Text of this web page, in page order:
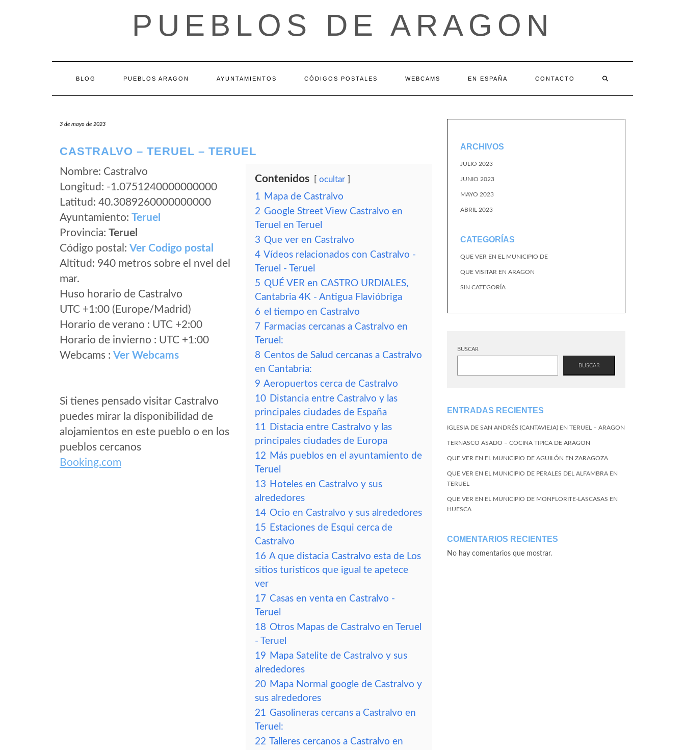
PUEBLOS DE ARAGON
BLOG PUEBLOS ARAGON AYUNTAMIENTOS CÓDIGOS POSTALES WEBCAMS EN ESPAÑA CONTACTO
3 de mayo de 2023
CASTRALVO – TERUEL – TERUEL
Nombre: Castralvo
Longitud: -1.0751240000000000
Latitud: 40.3089260000000000
Ayuntamiento: Teruel
Provincia: Teruel
Código postal: Ver Codigo postal
Altitud: 940 metros sobre el nvel del
mar.
Huso horario de Castralvo
UTC +1:00 (Europe/Madrid)
Horario de verano : UTC +2:00
Horario de invierno : UTC +1:00
Webcams : Ver Webcams
Si tienes pensado visitar Castralvo
puedes mirar la disponibilidad de
alojamientos en este pueblo o en los
pueblos cercanos
Booking.com
Contenidos ocultar
1 Mapa de Castralvo
2 Google Street View Castralvo en
Teruel en Teruel
3 Que ver en Castralvo
4 Vídeos relacionados con Castralvo -
Teruel - Teruel
5 QUÉ VER en CASTRO URDIALES,
Cantabria 4K - Antigua Flavióbriga
6 el tiempo en Castralvo
7 Farmacias cercanas a Castralvo en
Teruel:
8 Centos de Salud cercanas a Castralvo
en Cantabria:
9 Aeropuertos cerca de Castralvo
10 Distancia entre Castralvo y las
principales ciudades de España
11 Distacia entre Castralvo y las
principales ciudades de Europa
12 Más pueblos en el ayuntamiento de
Teruel
13 Hoteles en Castralvo y sus
alrededores
14 Ocio en Castralvo y sus alrededores
15 Estaciones de Esqui cerca de
Castralvo
16 A que distacia Castralvo esta de Los
sitios turisticos que igual te apetece
ver
17 Casas en venta en Castralvo -
Teruel
18 Otros Mapas de Castralvo en Teruel
- Teruel
19 Mapa Satelite de Castralvo y sus
alrededores
20 Mapa Normal google de Castralvo y
sus alrededores
21 Gasolineras cercans a Castralvo en
Teruel:
22 Talleres cercanos a Castralvo en
ARCHIVOS
JULIO 2023
JUNIO 2023
MAYO 2023
ABRIL 2023
CATEGORÍAS
QUE VER EN EL MUNICIPIO DE
QUE VISITAR EN ARAGON
SIN CATEGORÍA
BUSCAR
BUSCAR
ENTRADAS RECIENTES
IGLESIA DE SAN ANDRÉS (CANTAVIEJA) EN TERUEL – ARAGON
TERNASCO ASADO – COCINA TIPICA DE ARAGON
QUE VER EN EL MUNICIPIO DE AGUILÓN EN ZARAGOZA
QUE VER EN EL MUNICIPIO DE PERALES DEL ALFAMBRA EN
TERUEL
QUE VER EN EL MUNICIPIO DE MONFLORITE-LASCASAS EN
HUESCA
COMENTARIOS RECIENTES
No hay comentarios que mostrar.